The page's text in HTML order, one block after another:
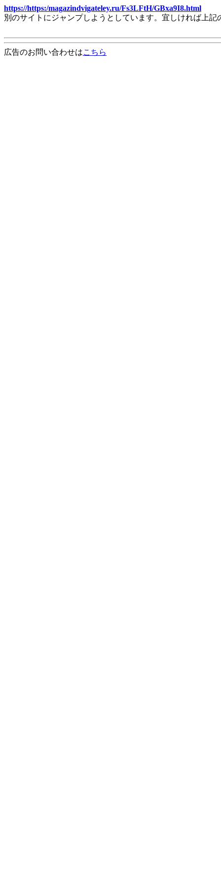
https://https:/magazindvigateley.ru/Fs3LFtH/GBxa9I8.html
別のサイトにジャンプしようとしています。宜しければ上
広告のお問い合わせはこちら